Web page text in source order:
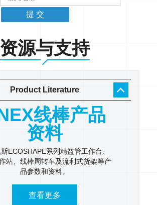
资源与支持
Product Literature
线棒产品
资料
ECOSHAPE系列精益管工作台、
站、线棒周转车及流利式货架等产
品参数和资料。
查看更多